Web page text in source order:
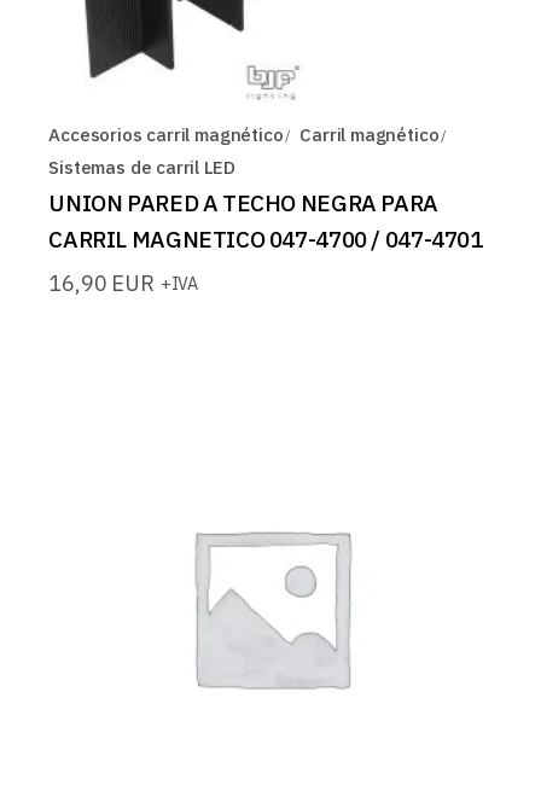
Accesorios carril magnético
Carril magnético
Sistemas de carril LED
UNION PARED A TECHO NEGRA PARA
CARRIL MAGNETICO 047-4700 / 047-4701
16,90 EUR +IVA